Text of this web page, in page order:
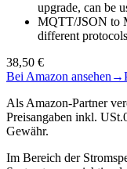
upgrade, can be
MQTT/JSON to
different
38,50 €
Bei Amazon ansehen →
Als Amazon-Partner
Preisangaben inkl.
Gewähr.
Im Bereich der